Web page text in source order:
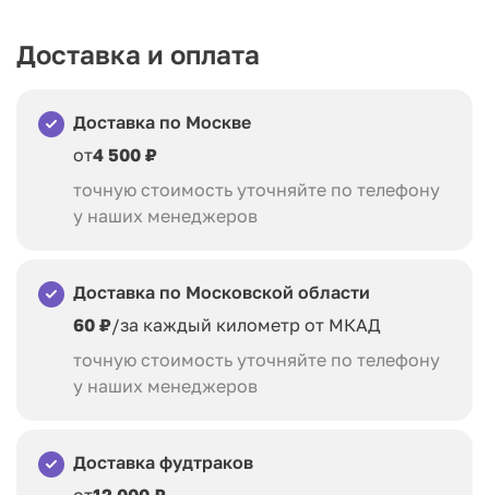
Доставка и оплата
Доставка по Москве
от4 500 ₽
точную стоимость уточняйте по телефону
у наших менеджеров
Доставка по Московской области
60 ₽/за каждый километр от МКАД
точную стоимость уточняйте по телефону
у наших менеджеров
Доставка фудтраков